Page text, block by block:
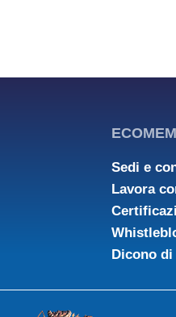
Sedi e
Lavora
Dicono di